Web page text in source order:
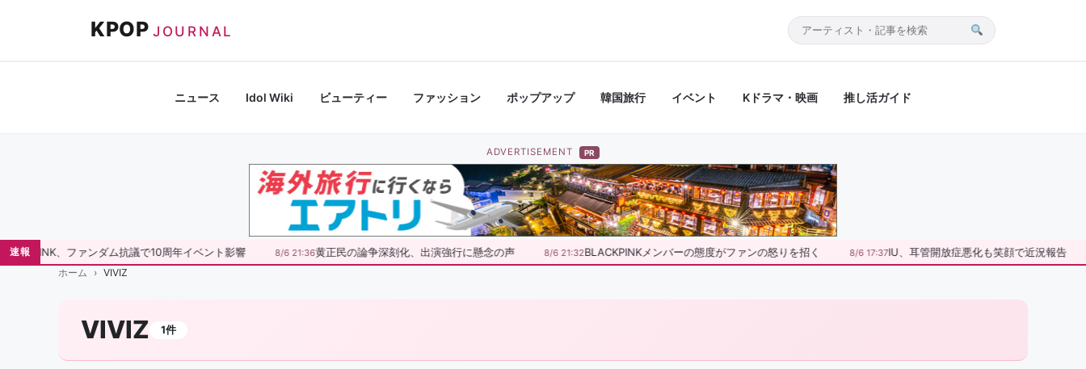
KPOP JOURNAL
サ
内
ニュース Idol Wiki ビューティー ファッション ポップアップ 韓国旅行 イベント Kドラマ・映画 推し活ガイド
ADVERTISEMENT PR
速報 、ファンダム抗議で10周年イベント影響 8/6 21:36黄正民の論争深刻化、出演強行に懸念の声 8/6 21:32BLACKPINKメンバーの態度がファンの怒りを招く 8/6 17:37IU、耳管開放症悪化も笑顔で近況報告
ホーム VIVIZ
VIVIZ 1件